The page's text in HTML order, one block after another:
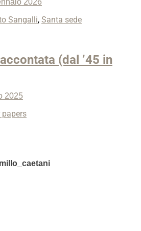
2026
Sangalli, Santa sede
(dal ’45 in
2025